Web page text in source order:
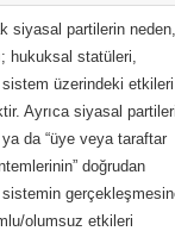
siyasal partilerin
hukuksal statüleri,
üzerindeki etkileri
Ayrıca siyasal
da “üye veya taraftar
doğrudan
olumsuz etkileri